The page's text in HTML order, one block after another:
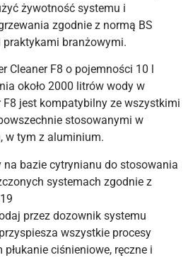
żywotność systemu i
zgodnie z normą BS
branżowymi.
Cleaner F8 o pojemności 10 l
około 2000 litrów wody w
F8 jest kompatybilny ze wszystkimi
stosowanymi w
w tym z aluminium.
na bazie cytrynianu do stosowania
systemach zgodnie z
przez dozownik systemu
wszystkie procesy
ciśnieniowe, ręczne i